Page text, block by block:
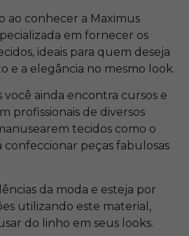
ao conhecer a Maximus
em fornecer os
ideais para quem deseja
e a elegância no mesmo look.
você ainda encontra cursos e
profissionais de diversos
tecidos como o
confeccionar peças fabulosas
da moda e esteja por
utilizando este material,
do linho em seus looks.